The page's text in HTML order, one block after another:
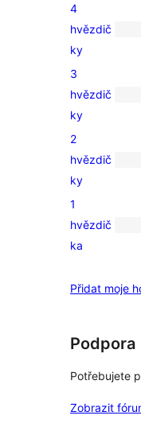
hodnocení
0
4hvězdičkové
hodnocení
4
hvězdič
ky
0
3hvězdičkové
hodnocení
3
hvězdič
ky
0
2hvězdičkové
hodnocení
2
hvězdič
ky
0
1hvězdičkové
1
hvězdič
ka
Přidat moje
Podpora
Potřebujete
Zobrazit